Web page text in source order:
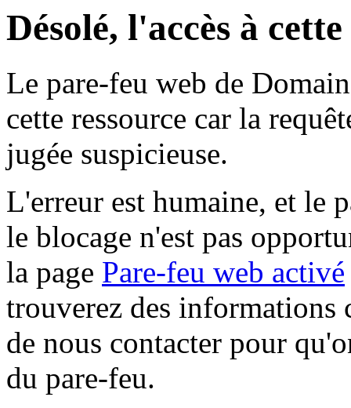
Désolé, l'accès à
Le pare-feu web de
cette ressource car la
jugée suspicieuse.
L'erreur est humaine, et le
le blocage n'est pas
la page Pare-feu web activé
trouverez des informations
de nous contacter pour
du pare-feu.